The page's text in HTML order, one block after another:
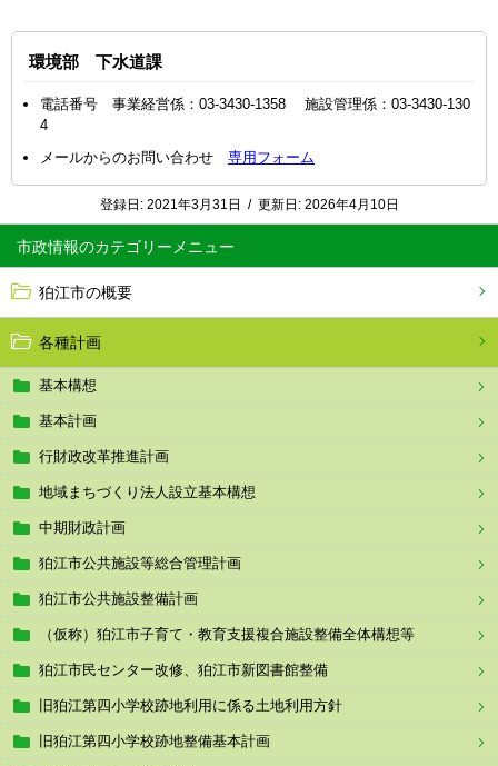
市政情報
狛江市の概要
各種計画
基本構想
基本計画
行財政改革推進計画
地域まちづくり法人設立基本構想
中期財政計画
狛江市公共施設等総合管理計画
狛江市公共施設整備計画
（仮称）狛江市子育て・教育支援複合施設整備全体構想等
狛江市民センター改修、狛江市新図書館整備
旧狛江第四小学校跡地利用に係る土地利用方針
旧狛江第四小学校跡地整備基本計画
環境部 下水道課
電話番号 事業経営係：03-3430-1358 施設管理係：03-3430-130
4
メールからのお問い合わせ 専用フォーム
登録日: 2021年3月31日 / 更新日: 2026年4月10日